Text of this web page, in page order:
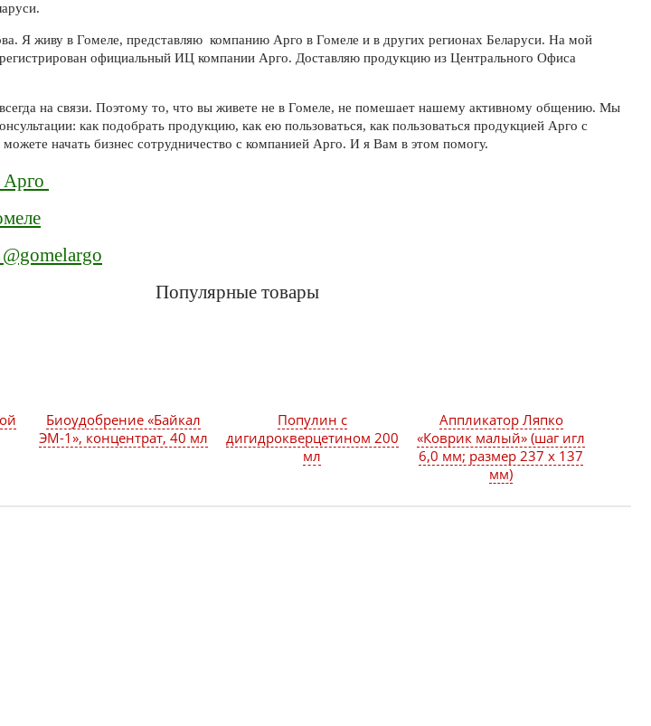
Я живу в Гомеле, представляю компанию Арго в Гомеле и в других регионах Беларуси. На мой
официальный ИЦ компании Арго. Доставляю продукцию из Центрального Офиса
на связи. Поэтому то, что вы живете не в Гомеле, не помешает нашему активному общению. Мы
как подобрать продукцию, как ею пользоваться, как пользоваться продукцией Арго с
начать бизнес сотрудничество с компанией Арго. И я Вам в этом помогу.
Арго
Популярные товары
Биоудобрение «Байкал
ЭМ-1», концентрат, 40 мл
Популин с
дигидрокверцетином 200
мл
Аппликатор Ляпко
«Коврик малый» (шаг игл
6,0 мм; размер 237 х 137
мм)